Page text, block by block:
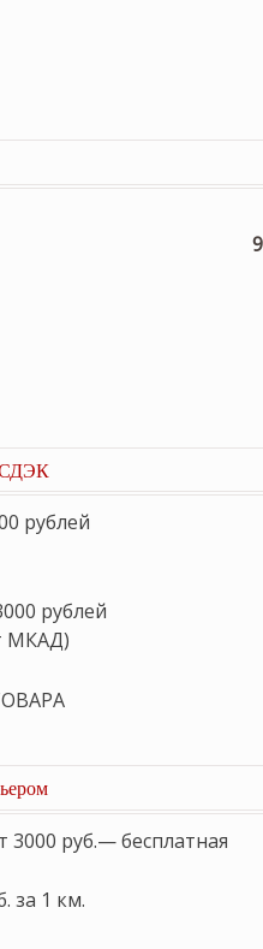
9
СДЭК
рублей
рублей
МКАД)
руб.— бесплатная
за 1 км.